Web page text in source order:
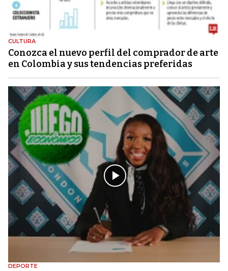
CULTURA
Conozca el nuevo perfil del comprador de arte
en Colombia y sus tendencias preferidas
DEPORTE